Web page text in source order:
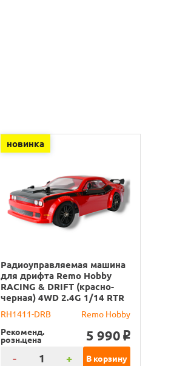
новинка
Радиоуправляемая машина
для дрифта Remo Hobby
RACING & DRIFT (красно-
черная) 4WD 2.4G 1/14 RTR
RH1411-DRB
Remo Hobby
Рекоменд.
розн.цена 5 990 o
- + В корзину